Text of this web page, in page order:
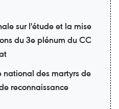
sur l'étude et la mise
du 3e plénum du CC
national des martyrs de
reconnaissance